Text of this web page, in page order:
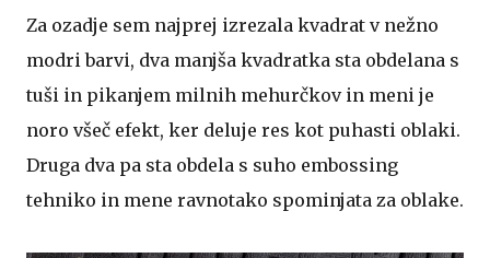
Za ozadje sem najprej izrezala kvadrat v nežno
modri barvi, dva manjša kvadratka sta obdelana s
tuši in pikanjem milnih mehurčkov in meni je
noro všeč efekt, ker deluje res kot puhasti oblaki.
Druga dva pa sta obdela s suho embossing
tehniko in mene ravnotako spominjata za oblake.